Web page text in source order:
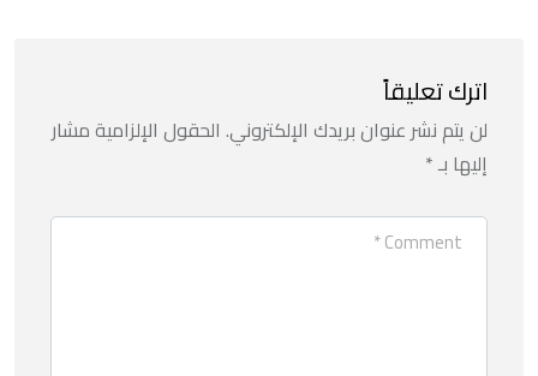
اترك تعليقاً
لن يتم نشر عنوان بريدك الإلكتروني. الحقول الإلزامية مشار
إليها بـ*